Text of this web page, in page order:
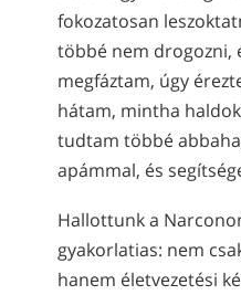
fokozatosan
többé nem drogozni,
megfáztam, úgy
hátam, mintha
tudtam többé
apámmal, és
Hallottunk a
gyakorlatias: nem
hanem életvezetési